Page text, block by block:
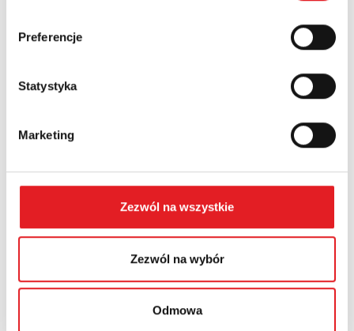
Preferencje
Statystyka
Marketing
Zezwól na wszystkie
Zezwól na wybór
Odmowa
Województwo:
Treść: *
Wyrażam zgodę na przetwarzanie moich danych
osobowych przez Relpol S.A. Więcej informacji na
Zapoznałem z treściąPolityki Prywatności*